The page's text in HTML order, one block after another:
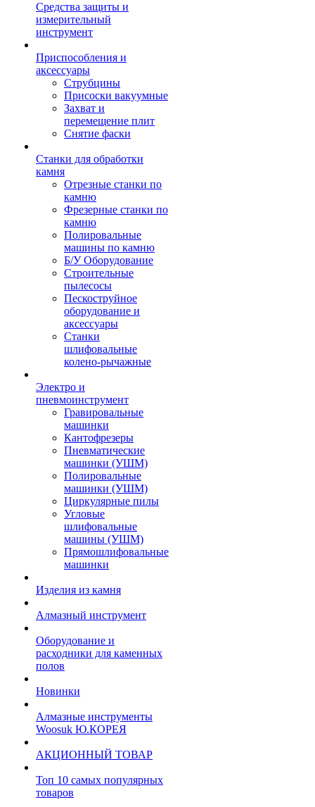
Средства защиты и
измерительный
инструмент
Приспособления и
аксессуары
Струбцины
Присоски вакуумные
Захват и
перемещение плит
Снятие фаски
Станки для обработки
камня
Отрезные станки по
камню
Фрезерные станки по
камню
Полировальные
машины по камню
Б/У Оборудование
Строительные
пылесосы
Пескоструйное
оборудование и
аксессуары
Станки
шлифовальные
колено-рычажные
Электро и
пневмоинструмент
Гравировальные
машинки
Кантофрезеры
Пневматические
машинки (УШМ)
Полировальные
машинки (УШМ)
Циркулярные пилы
Угловые
шлифовальные
машины (УШМ)
Прямошлифовальные
машинки
Изделия из камня
Алмазный инструмент
Оборудование и
расходники для каменных
полов
Новинки
Алмазные инструменты
Woosuk Ю.КОРЕЯ
АКЦИОННЫЙ ТОВАР
Топ 10 самых популярных
товаров